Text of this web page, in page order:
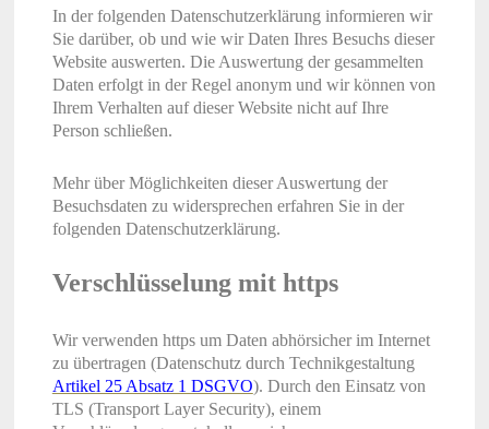
In der folgenden Datenschutzerklärung informieren wir
Sie darüber, ob und wie wir Daten Ihres Besuchs dieser
Website auswerten. Die Auswertung der gesammelten
Daten erfolgt in der Regel anonym und wir können von
Ihrem Verhalten auf dieser Website nicht auf Ihre
Person schließen.
Mehr über Möglichkeiten dieser Auswertung der
Besuchsdaten zu widersprechen erfahren Sie in der
folgenden Datenschutzerklärung.
Verschlüsselung mit https
Wir verwenden https um Daten abhörsicher im Internet
zu übertragen (Datenschutz durch Technikgestaltung
Artikel 25 Absatz 1 DSGVO). Durch den Einsatz von
TLS (Transport Layer Security), einem